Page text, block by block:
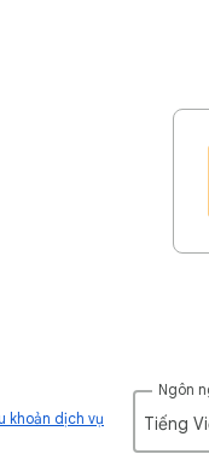
khoản dịch vụ
Ngôn
Tiếng